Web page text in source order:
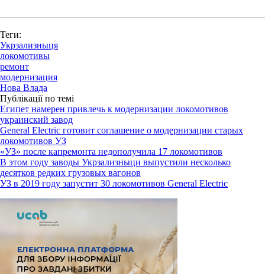
Теги:
Укрзализныця
локомотивы
ремонт
модернизация
Нова Влада
Публікації по темі
Египет намерен привлечь к модернизации локомотивов
украинский завод
General Electric готовит соглашение о модернизации старых
локомотивов УЗ
«УЗ» после капремонта недополучила 17 локомотивов
В этом году заводы Укрзализныци выпустили несколько
десятков редких грузовых вагонов
УЗ в 2019 году запустит 30 локомотивов General Electric